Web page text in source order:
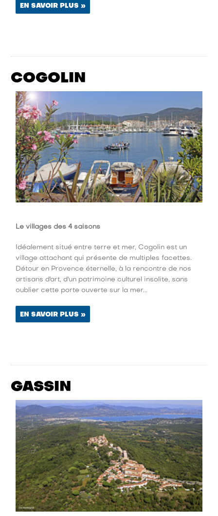
EN SAVOIR PLUS »
COGOLIN
Le villages des 4 saisons
Idéalement situé entre terre et mer, Cogolin est un
village attachant qui présente de multiples facettes.
Détour en Provence éternelle, à la rencontre de nos
artisans d'art, d'un patrimoine culturel insolite, sans
oublier cette porte ouverte sur la mer...
EN SAVOIR PLUS »
GASSIN